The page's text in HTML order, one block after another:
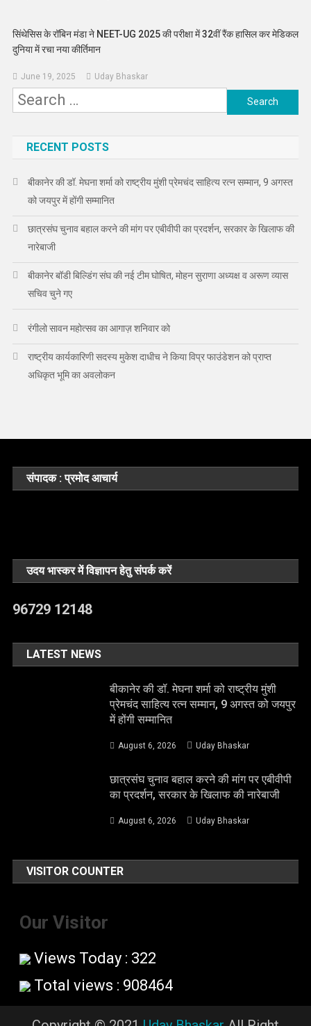
सिंथेसिस के रॉबिन मंडा ने NEET-UG 2025 की परीक्षा में 32वीं रैंक हासिल कर मेडिकल
दुनिया में रचा नया कीर्तिमान
June 19, 2025 Uday Bhaskar
Search
RECENT POSTS
बीकानेर की डॉ. मेघना शर्मा को राष्ट्रीय मुंशी प्रेमचंद साहित्य रत्न सम्मान, 9 अगस्त
को जयपुर में होंगी सम्मानित
छात्रसंघ चुनाव बहाल करने की मांग पर एबीवीपी का प्रदर्शन, सरकार के खिलाफ की
नारेबाजी
बीकानेर बॉडी बिल्डिंग संघ की नई टीम घोषित, मोहन सुराणा अध्यक्ष व अरूण व्यास
सचिव चुने गए
रंगीलो सावन महोत्सव का आगाज़ शनिवार को
राष्ट्रीय कार्यकारिणी सदस्य मुकेश दाधीच ने किया विप्र फाउंडेशन को प्राप्त
अधिकृत भूमि का अवलोकन
संपादक : प्रमोद आचार्य
उदय भास्कर में विज्ञापन हेतु संपर्क करें
96729 12148
LATEST NEWS
बीकानेर की डॉ. मेघना शर्मा को राष्ट्रीय मुंशी
प्रेमचंद साहित्य रत्न सम्मान, 9 अगस्त को जयपुर
में होंगी सम्मानित
August 6, 2026 Uday Bhaskar
छात्रसंघ चुनाव बहाल करने की मांग पर एबीवीपी
का प्रदर्शन, सरकार के खिलाफ की नारेबाजी
August 6, 2026 Uday Bhaskar
VISITOR COUNTER
Our Visitor
Views Today : 322
Total views : 908464